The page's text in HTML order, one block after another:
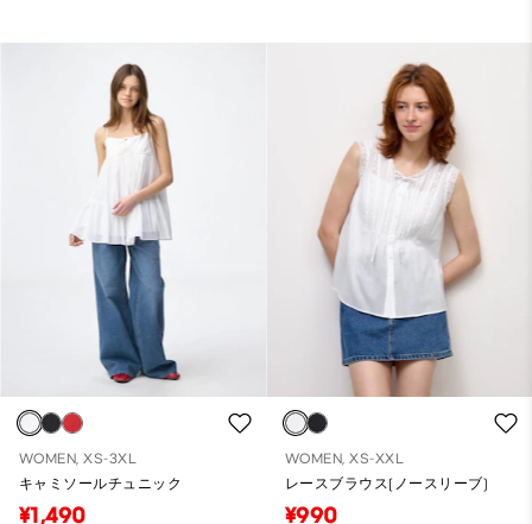
WOMEN, XS-3XL
キャミソールチュニック
¥1,490
WOMEN, XS-XXL
レースブラウス(ノースリーブ)
¥990